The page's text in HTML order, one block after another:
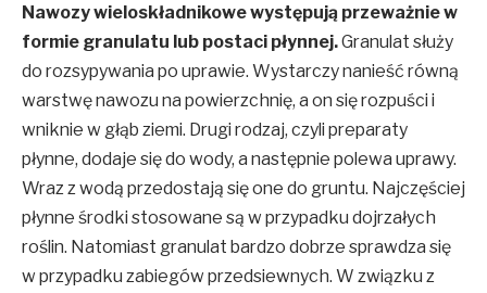
Nawozy wieloskładnikowe występują przeważnie w
formie granulatu lub postaci płynnej.Granulat służy
do rozsypywania po uprawie. Wystarczy nanieść równą
warstwę nawozu na powierzchnię, a on się rozpuści i
wniknie w głąb ziemi. Drugi rodzaj, czyli preparaty
płynne, dodaje się do wody, a następnie polewa uprawy.
Wraz z wodą przedostają się one do gruntu. Najczęściej
płynne środki stosowane są w przypadku dojrzałych
roślin. Natomiast granulat bardzo dobrze sprawdza się
w przypadku zabiegów przedsiewnych. W związku z